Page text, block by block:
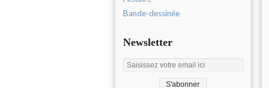
Bande-dessinée
Newsletter